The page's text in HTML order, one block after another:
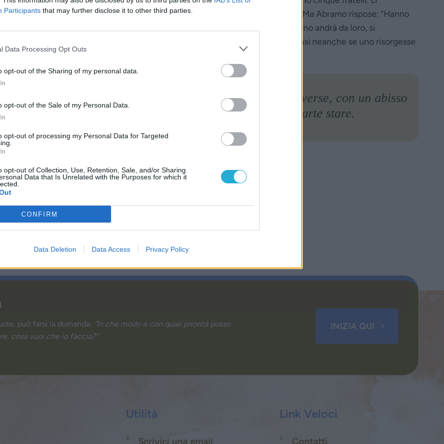
Participants that may further disclose it to other third parties.
Data Processing Opt Outs
opt-out of the Sharing of my personal data.
opt-out of the Sale of my Personal Data.
opt-out of processing my Personal Data for Targeted
opt-out of Collection, Use, Retention, Sale, and/or Sharing
Data that Is Unrelated with the Purposes for which it
CONFIRM
Data Deletion Data Access Privacy Policy
severamente, perché non vengano anch’essi in questo luogo di tormento”. Ma Abramo rispose: “Hanno
Profeti; ascoltino loro”. E lui replicò: “No, padre Abramo, ma se dai morti qualcuno andrà da loro, si
Abramo rispose: “Se non ascoltano Mosè e i Profeti, non saranno persuasi neanche se uno risorgesse
Due modi di essere che hanno davanti due prospettive diverse, con un abisso
che li separa. Fin da ora è necessario scegliere da che parte stare.
può farsi la domanda: “In che modo e con quali priorità posso
cosa vuoi che io faccia?”.
INIZIA QUI
Utilità
Scrivici una email
Link Veloci
Contatti